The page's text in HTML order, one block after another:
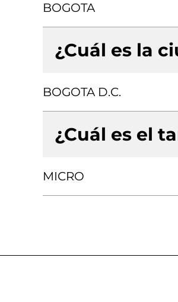
BOGOTA
¿Cuál es la
BOGOTA D.C.
¿Cuál es el
MICRO